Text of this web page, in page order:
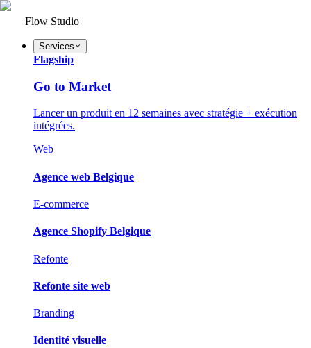
Flow Studio
Services
Flagship
Go to Market
Lancer un produit en 12 semaines avec stratégie + exécution
intégrées.
Web
Agence web Belgique
E-commerce
Agence Shopify Belgique
Refonte
Refonte site web
Branding
Identité visuelle